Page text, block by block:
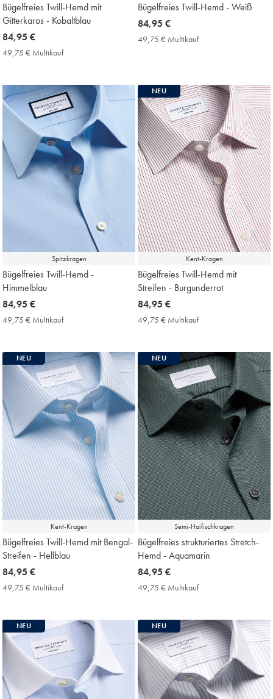
Bügelfreies Twill-Hemd mit
Gitterkaros - Kobaltblau
now
84,95
84,95 €
49,75 € Multikauf49,75
Price
Bügelfreies Twill-Hemd - Weiß
now
84,95
84,95 €
49,75 € Multikauf49,75
Spitzkragen
Bügelfreies Twill-Hemd -
Himmelblau
now
84,95
84,95 €
49,75 € Multikauf49,75
Price
Kent-Kragen
NEU
Bügelfreies Twill-Hemd mit
Streifen - Burgunderrot
now
84,95
84,95 €
49,75 € Multikauf49,75
Price
Kent-Kragen
NEU
Bügelfreies Twill-Hemd mit Bengal-
Streifen - Hellblau
now
84,95
84,95 €
49,75 € Multikauf49,75
Price
Semi-Haifischkragen
NEU
Bügelfreies strukturiertes Stretch-
Hemd - Aquamarin
now
84,95
84,95 €
49,75 € Multikauf49,75
Price
NEU NEU